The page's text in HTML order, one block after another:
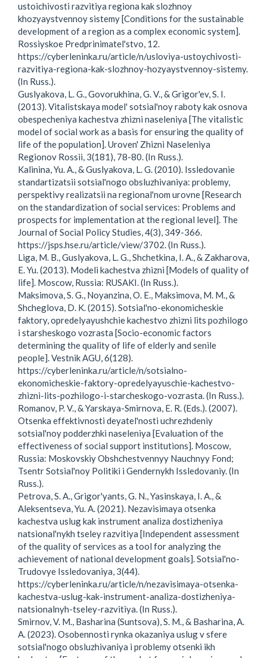
ustoichivosti razvitiya regiona kak slozhnoy
khozyaystvennoy sistemy [Conditions for the sustainable
development of a region as a complex economic system].
Rossiyskoe Predprinimatel'stvo, 12.
https://cyberleninka.ru/article/n/usloviya-ustoychivosti-
razvitiya-regiona-kak-slozhnoy-hozyaystvennoy-sistemy.
(In Russ.).
Guslyakova, L. G., Govorukhina, G. V., & Grigor'ev, S. I.
(2013). Vitalistskaya model' sotsial'noy raboty kak osnova
obespecheniya kachestva zhizni naseleniya [The vitalistic
model of social work as a basis for ensuring the quality of
life of the population]. Uroven' Zhizni Naseleniya
Regionov Rossii, 3(181), 78-80. (In Russ.).
Kalinina, Yu. A., & Guslyakova, L. G. (2010). Issledovanie
standartizatsii sotsial'nogo obsluzhivaniya: problemy,
perspektivy realizatsii na regional'nom urovne [Research
on the standardization of social services: Problems and
prospects for implementation at the regional level]. The
Journal of Social Policy Studies, 4(3), 349-366.
https://jsps.hse.ru/article/view/3702. (In Russ.).
Liga, M. B., Guslyakova, L. G., Shchetkina, I. A., & Zakharova,
E. Yu. (2013). Modeli kachestva zhizni [Models of quality of
life]. Moscow, Russia: RUSAKI. (In Russ.).
Maksimova, S. G., Noyanzina, O. E., Maksimova, M. M., &
Shcheglova, D. K. (2015). Sotsial'no-ekonomicheskie
faktory, opredelyayushchie kachestvo zhizni lits pozhilogo
i starsheskogo vozrasta [Socio-economic factors
determining the quality of life of elderly and senile
people]. Vestnik AGU, 6(128).
https://cyberleninka.ru/article/n/sotsialno-
ekonomicheskie-faktory-opredelyayuschie-kachestvo-
zhizni-lits-pozhilogo-i-starcheskogo-vozrasta. (In Russ.).
Romanov, P. V., & Yarskaya-Smirnova, E. R. (Eds.). (2007).
Otsenka effektivnosti deyatel'nosti uchrezhdeniy
sotsial'noy podderzhki naseleniya [Evaluation of the
effectiveness of social support institutions]. Moscow,
Russia: Moskovskiy Obshchestvennyy Nauchnyy Fond;
Tsentr Sotsial'noy Politiki i Gendernykh Issledovaniy. (In
Russ.).
Petrova, S. A., Grigor'yants, G. N., Yasinskaya, I. A., &
Aleksentseva, Yu. A. (2021). Nezavisimaya otsenka
kachestva uslug kak instrument analiza dostizheniya
natsional'nykh tseley razvitiya [Independent assessment
of the quality of services as a tool for analyzing the
achievement of national development goals]. Sotsial'no-
Trudovye Issledovaniya, 3(44).
https://cyberleninka.ru/article/n/nezavisimaya-otsenka-
kachestva-uslug-kak-instrument-analiza-dostizheniya-
natsionalnyh-tseley-razvitiya. (In Russ.).
Smirnov, V. M., Basharina (Suntsova), S. M., & Basharina, A.
A. (2023). Osobennosti rynka okazaniya uslug v sfere
sotsial'nogo obsluzhivaniya i problemy otsenki ikh